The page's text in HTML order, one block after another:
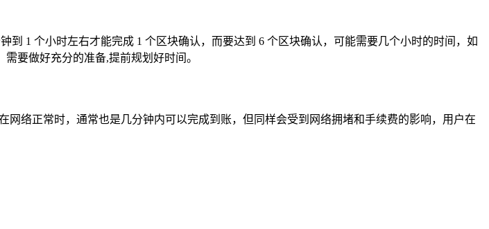
1 个小时左右才能完成 1 个区块确认，而要达到 6 个区块确认，可能需要几个小时的时间，如
要做好充分的准备,提前规划好时间。
络正常时，通常也是几分钟内可以完成到账，但同样会受到网络拥堵和手续费的影响，用户在